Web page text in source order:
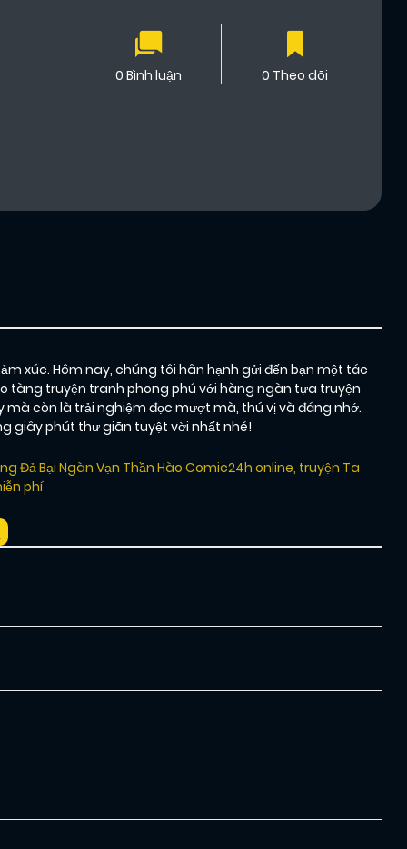
0 Bình luận 0 Theo dõi
xúc. Hôm nay, chúng tôi hân hạnh gửi đến bạn một tác
tàng truyện tranh phong phú với hàng ngàn tựa truyện
còn là trải nghiệm đọc mượt mà, thú vị và đáng nhớ.
giây phút thư giãn tuyệt vời nhất nhé!
Đả Bại Ngàn Vạn Thần Hào Comic24h online, truyện Ta
phí